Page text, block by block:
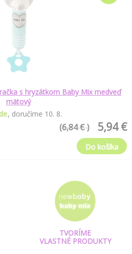
s hryzátkom Baby Mix medveď
mätový
doručíme 10. 8.
5,94 €
(6,84 € )
Do košíka
TVORÍME
VLASTNÉ PRODUKTY